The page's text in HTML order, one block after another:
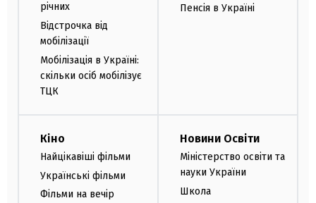
річних
Відстрочка від
мобілізації
Мобілізація в Україні:
скільки осіб мобілізує
ТЦК
Пенсія в Україні
Кіно
Найцікавіші фільми
Українські фільми
Фільми на вечір
Новини Освіти
Міністерство освіти та
науки України
Школа